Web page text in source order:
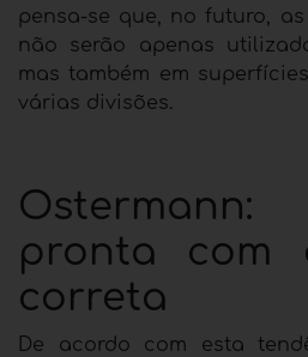
pensa-se que, no futuro,
não serão apenas
mas também em
várias divisões.
pronta com
correta
De acordo com esta